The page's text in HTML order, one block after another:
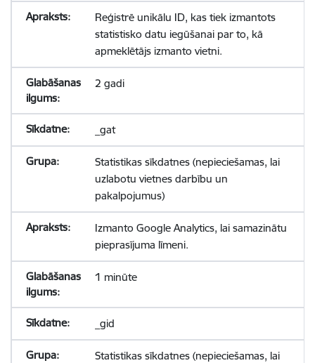
Reģistrē unikālu ID, kas tiek izmantots
statistisko datu iegūšanai par to, kā
apmeklētājs izmanto vietni.
2 gadi
_gat
Statistikas sīkdatnes (nepieciešamas, lai
uzlabotu vietnes darbību un
pakalpojumus)
Izmanto Google Analytics, lai samazinātu
pieprasījuma līmeni.
1 minūte
_gid
Statistikas sīkdatnes (nepieciešamas, lai